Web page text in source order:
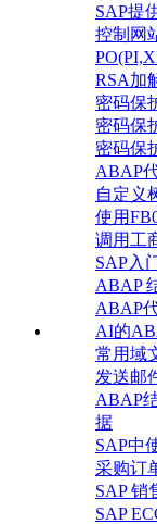
SAP提
控制网
RSA加
密码保
密码保
密码保
ABAP
自定义
使用
调用工
SAP入
ABAP
ABAP
AI的
常用域
发送邮
ABAP
据
SAP中
采购订
SAP 销
SAP